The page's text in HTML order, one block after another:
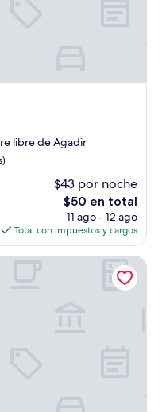
libre de Agadir
$43 por noche
El
precio
actual
es
de
$50 en total
11 ago - 12 ago
Total con impuestos y cargos